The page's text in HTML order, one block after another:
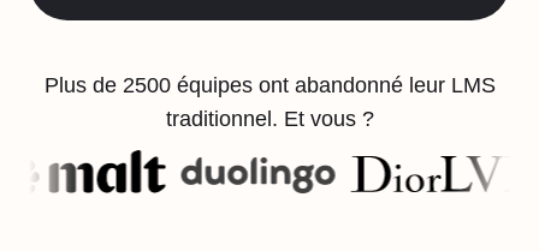
Plus de 2500 équipes ont abandonné leur LMS
traditionnel. Et vous ?